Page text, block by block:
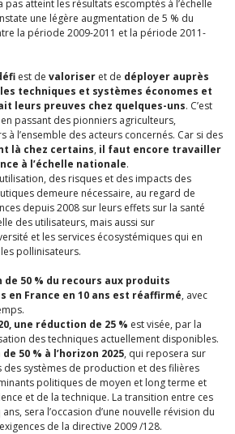
pas atteint les résultats escomptés à l’échelle
une légère augmentation de 5 % du
la période 2009-2011 et la période 2011-
est de valoriser et de déployer auprès
techniques et systèmes économes et
leurs preuves chez quelques-uns. C’est
passant des pionniers agriculteurs,
à l’ensemble des acteurs concernés. Car si des
là chez certains, il faut encore travailler
à l’échelle nationale.
des risques et des impacts des
demeure nécessaire, au regard de
depuis 2008 sur leurs effets sur la santé
des utilisateurs, mais aussi sur
et les services écosystémiques qui en
pollinisateurs.
50 % du recours aux produits
en France en 10 ans est réaffirmé, avec
une réduction de 25 % est visée, par la
des techniques actuellement disponibles.
50 % à l’horizon 2025, qui reposera sur
systèmes de production et des filières
politiques de moyen et long terme et
et de la technique. La transition entre ces
sera l’occasion d’une nouvelle révision du
de la directive 2009 /128.